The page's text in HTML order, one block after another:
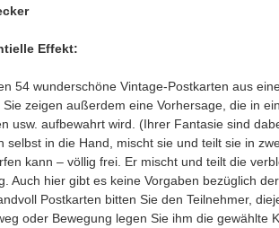
Effekt:
54 wunderschöne Vintage-Postkarten aus
Sie zeigen außerdem eine Vorhersage, die in
usw. aufbewahrt wird. (Ihrer Fantasie sind
selbst in die Hand, mischt sie und teilt sie in
kann – völlig frei. Er mischt und teilt die
Auch hier gibt es keine Vorgaben bezüglich
Postkarten bitten Sie den Teilnehmer,
oder Bewegung legen Sie ihm die gewählte